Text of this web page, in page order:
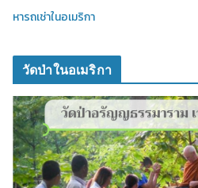
หารถเช่าในอเมริกา
วัดป่าในอเมริกา